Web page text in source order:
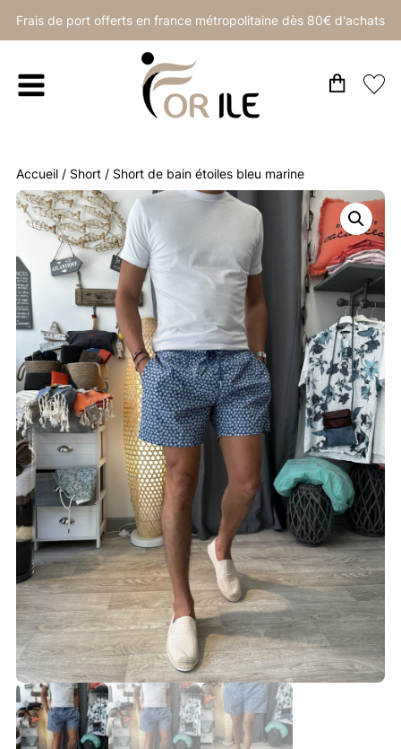
Frais de port offerts en france métropolitaine dès 80€ d'achats
Accueil / Short / Short de bain étoiles bleu marine